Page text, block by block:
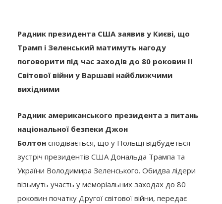
Радник президента США заявив у Києві, що
Трамп і Зеленський матимуть нагоду
поговорити під час заходів до 80 роковин ІІ
Світової війни у Варшаві найближчими
вихідними
Радник американського президента з питань
національної безпеки Джон
Болтон сподівається, що у Польщі відбудеться
зустріч президентів США Дональда Трампа та
України Володимира Зеленського. Обидва лідери
візьмуть участь у меморіальних заходах до 80
роковин початку Другої світової війни, передає